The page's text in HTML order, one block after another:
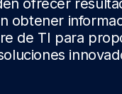
ofrecer
obtener
de TI para